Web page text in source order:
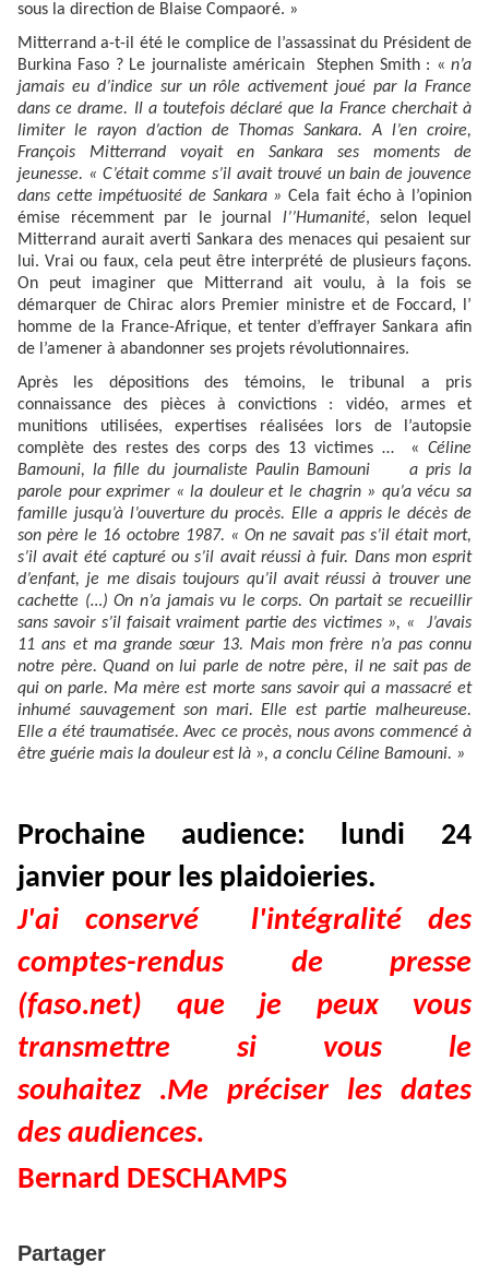
sous la direction de Blaise Compaoré. »
Mitterrand a-t-il été le complice de l’assassinat du Président de
Burkina Faso ? Le journaliste américain Stephen Smith : « n’a
jamais eu d’indice sur un rôle activement joué par la France
dans ce drame. Il a toutefois déclaré que la France cherchait à
limiter le rayon d’action de Thomas Sankara. A l’en croire,
François Mitterrand voyait en Sankara ses moments de
jeunesse. « C’était comme s’il avait trouvé un bain de jouvence
dans cette impétuosité de Sankara »Cela fait écho à l’opinion
émise récemment par le journal l’’Humanité, selon lequel
Mitterrand aurait averti Sankara des menaces qui pesaient sur
lui. Vrai ou faux, cela peut être interprété de plusieurs façons.
On peut imaginer que Mitterrand ait voulu, à la fois se
démarquer de Chirac alors Premier ministre et de Foccard, l’
homme de la France-Afrique, et tenter d’effrayer Sankara afin
de l’amener à abandonner ses projets révolutionnaires.
Après les dépositions des témoins, le tribunal a pris
connaissance des pièces à convictions : vidéo, armes et
munitions utilisées, expertises réalisées lors de l’autopsie
complète des restes des corps des 13 victimes … « Céline
Bamouni, la fille du journaliste Paulin Bamouni a pris la
parole pour exprimer « la douleur et le chagrin » qu’a vécu sa
famille jusqu’à l’ouverture du procès. Elle a appris le décès de
son père le 16 octobre 1987. « On ne savait pas s’il était mort,
s’il avait été capturé ou s’il avait réussi à fuir. Dans mon esprit
d’enfant, je me disais toujours qu’il avait réussi à trouver une
cachette (…) On n’a jamais vu le corps. On partait se recueillir
sans savoir s’il faisait vraiment partie des victimes », « J’avais
11 ans et ma grande sœur 13. Mais mon frère n’a pas connu
notre père. Quand on lui parle de notre père, il ne sait pas de
qui on parle. Ma mère est morte sans savoir qui a massacré et
inhumé sauvagement son mari. Elle est partie malheureuse.
Elle a été traumatisée. Avec ce procès, nous avons commencé à
être guérie mais la douleur est là », a conclu Céline Bamouni. »
Prochaine audience: lundi 24
janvier pour les plaidoieries.
J'ai conservé l'intégralité des
comptes-rendus de presse
(faso.net) que je peux vous
transmettre si vous le
souhaitez .Me préciser les dates
des audiences.
Bernard DESCHAMPS
Partager